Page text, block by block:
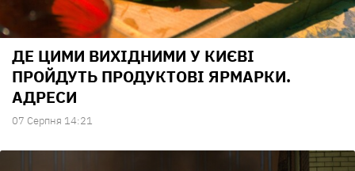
ДЕ ЦИМИ ВИХІДНИМИ У КИЄВІ
ПРОЙДУТЬ ПРОДУКТОВІ ЯРМАРКИ.
АДРЕСИ
07 Серпня 14:21